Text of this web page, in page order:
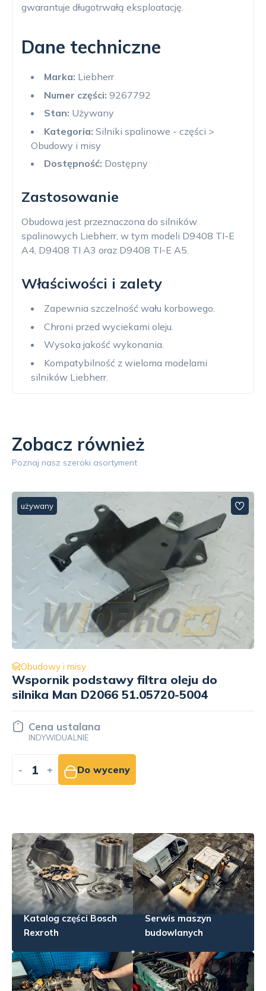
gwarantuje długotrwałą eksploatację.
Dane techniczne
Marka: Liebherr
Numer części: 9267792
Stan: Używany
Kategoria: Silniki spalinowe - części >
Obudowy i misy
Dostępność: Dostępny
Zastosowanie
Obudowa jest przeznaczona do silników
spalinowych Liebherr, w tym modeli D9408 TI-E
A4, D9408 TI A3 oraz D9408 TI-E A5.
Właściwości i zalety
Zapewnia szczelność wału korbowego.
Chroni przed wyciekami oleju.
Wysoka jakość wykonania.
Kompatybilność z wieloma modelami
silników Liebherr.
Zobacz również
Poznaj nasz szeroki asortyment
używany
Obudowy i misy
Misa olejowa do silnika Man D2066
51.05800-6406
Cena ustalana
INDYWIDUALNIE
- + Do wyceny
Katalog części Bosch
Rexroth
Serwis maszyn
budowlanych